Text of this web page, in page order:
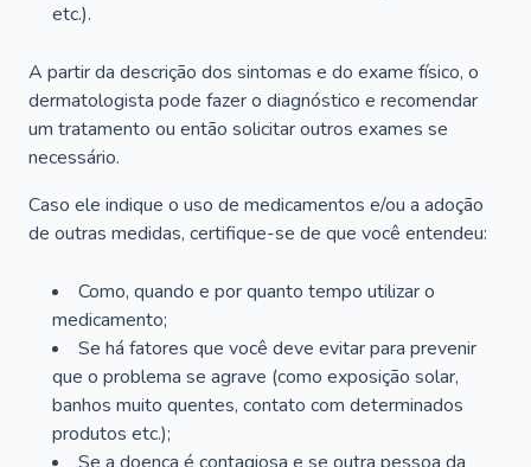
etc.).
A partir da descrição dos sintomas e do exame físico, o
dermatologista pode fazer o diagnóstico e recomendar
um tratamento ou então solicitar outros exames se
necessário.
Caso ele indique o uso de medicamentos e/ou a adoção
de outras medidas, certifique-se de que você entendeu:
Como, quando e por quanto tempo utilizar o
medicamento;
Se há fatores que você deve evitar para prevenir
que o problema se agrave (como exposição solar,
banhos muito quentes, contato com determinados
produtos etc.);